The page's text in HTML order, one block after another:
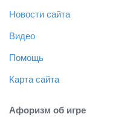
Новости сайта
Видео
Помощь
Карта сайта
Афоризм об игре